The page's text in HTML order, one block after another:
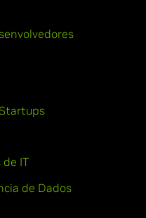
IT
de Dados